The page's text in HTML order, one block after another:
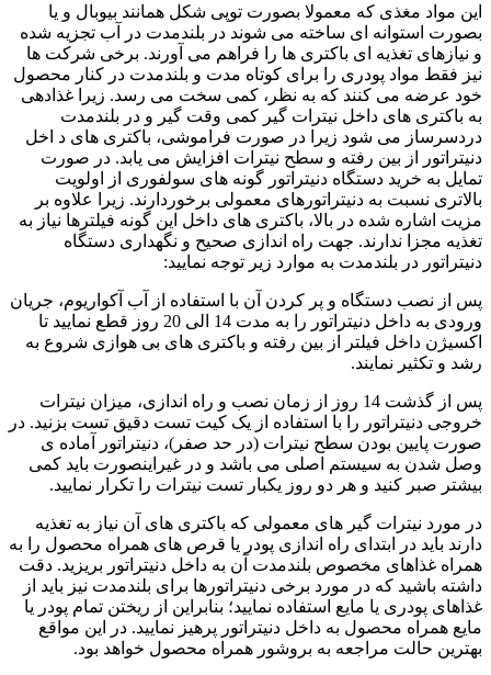
این مواد مغذی که معمولا بصورت توپی شکل همانند بیوبال و یا
بصورت استوانه ای ساخته می شوند در بلندمدت در آب تجزیه شده
و نیازهای تغذیه ای باکتری ها را فراهم می آورند. برخی شرکت ها
نیز فقط مواد پودری را برای کوتاه مدت و بلندمدت در کنار محصول
خود عرضه می کنند که به نظر، کمی سخت می رسد. زیرا غذادهی
به باکتری های داخل نیترات گیر کمی وقت گیر و در بلندمدت
دردسرساز می شود زیرا در صورت فراموشی، باکتری های د اخل
دنیتراتور از بین رفته و سطح نیترات افزایش می یابد. در صورت
تمایل به خرید دستگاه دنیتراتور گونه های سولفوری از اولویت
بالاتری نسبت به دنیتراتورهای معمولی برخوردارند. زیرا علاوه بر
مزیت اشاره شده در بالا، باکتری های داخل این گونه فیلترها نیاز به
تغذیه مجزا ندارند. جهت راه اندازی صحیح و نگهداری دستگاه
دنیتراتور در بلندمدت به موارد زیر توجه نمایید:
پس از نصب دستگاه و پر کردن آن با استفاده از آب آکواریوم، جریان
ورودی به داخل دنیتراتور را به مدت 14 الی 20 روز قطع نمایید تا
اکسیژن داخل فیلتر از بین رفته و باکتری های بی هوازی شروع به
رشد و تکثیر نمایند.
پس از گذشت 14 روز از زمان نصب و راه اندازی، میزان نیترات
خروجی دنیتراتور را با استفاده از یک کیت تست دقیق تست بزنید. در
صورت پایین بودن سطح نیترات (در حد صفر)، دنیتراتور آماده ی
وصل شدن به سیستم اصلی می باشد و در غیراینصورت باید کمی
بیشتر صبر کنید و هر دو روز یکبار تست نیترات را تکرار نمایید.
در مورد نیترات گیر های معمولی که باکتری های آن نیاز به تغذیه
دارند باید در ابتدای راه اندازی پودر یا قرص های همراه محصول را به
همراه غذاهای مخصوص بلندمدت آن به داخل دنیتراتور بریزید. دقت
داشته باشید که در مورد برخی دنیتراتورها برای بلندمدت نیز باید از
غذاهای پودری یا مایع استفاده نمایید؛ بنابراین از ریختن تمام پودر یا
مایع همراه محصول به داخل دنیتراتور پرهیز نمایید. در این مواقع
بهترین حالت مراجعه به بروشور همراه محصول خواهد بود.